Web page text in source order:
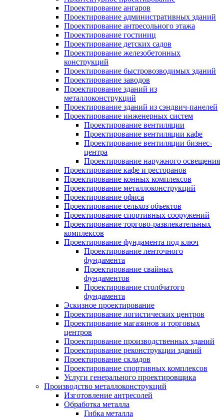
Проектирование ангаров
Проектирование административных зданий
Проектирование антресольного этажа
Проектирование гостиниц
Проектирование детских садов
Проектирование железобетонных
конструкций
Проектирование быстровозводимых зданий
Проектирование заводов
Проектирование зданий из
металлоконструкций
Проектирование зданий из сэндвич-панелей
Проектирование инженерных систем
Проектирование вентиляции
Проектирование вентиляции кафе
Проектирование вентиляции бизнес-
центра
Проектирование наружного освещения
Проектирование кафе и ресторанов
Проектирование конных комплексов
Проектирование металлоконструкций
Проектирование офиса
Проектирование сельхоз объектов
Проектирование спортивных сооружений
Проектирование торгово-развлекательных
комплексов
Проектирование фундамента под ключ
Проектирование ленточного
фундамента
Проектирование свайных
фундаментов
Проектирование столбчатого
фундамента
Эскизное проектирование
Проектирование логистических центров
Проектирование магазинов и торговых
центров
Проектирование производственных зданий
Проектирование реконструкции зданий
Проектирование складов
Проектирование спортивных комплексов
Услуги генерального проектировщика
Производство металлоконструкций
Изготовление антресолей
Обработка металла
Гибка металла